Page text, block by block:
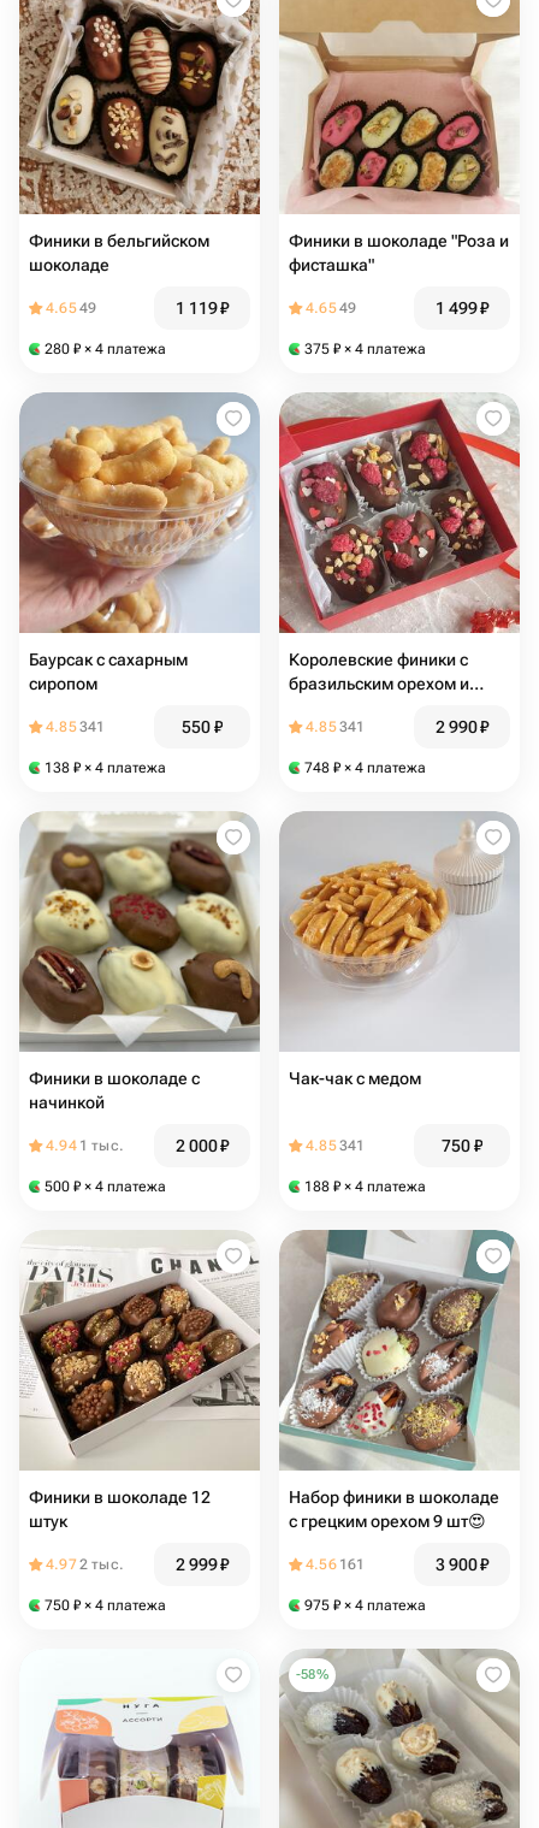
Финики в бельгийском
шоколаде
4.6549 1 119₽
280 ₽ × 4 платежа
Финики в шоколаде "Роза и
фисташка"
4.6549 1 499₽
375 ₽ × 4 платежа
Баурсак с сахарным
сиропом
4.85341 550₽
138 ₽ × 4 платежа
Королевские финики с
бразильским орехом и
4.85341 2 990₽
748 ₽ × 4 платежа
Финики в шоколаде с
начинкой
4.94 1 тыс. 2 000₽
500 ₽ × 4 платежа
Чак-чак с медом
4.85341 750₽
188 ₽ × 4 платежа
Финики в шоколаде 12
штук
4.972 тыс. 2 999₽
750 ₽ × 4 платежа
Набор финики в шоколаде
с грецким орехом 9 шт😍
4.56 161 3 900₽
975 ₽ × 4 платежа
-58%